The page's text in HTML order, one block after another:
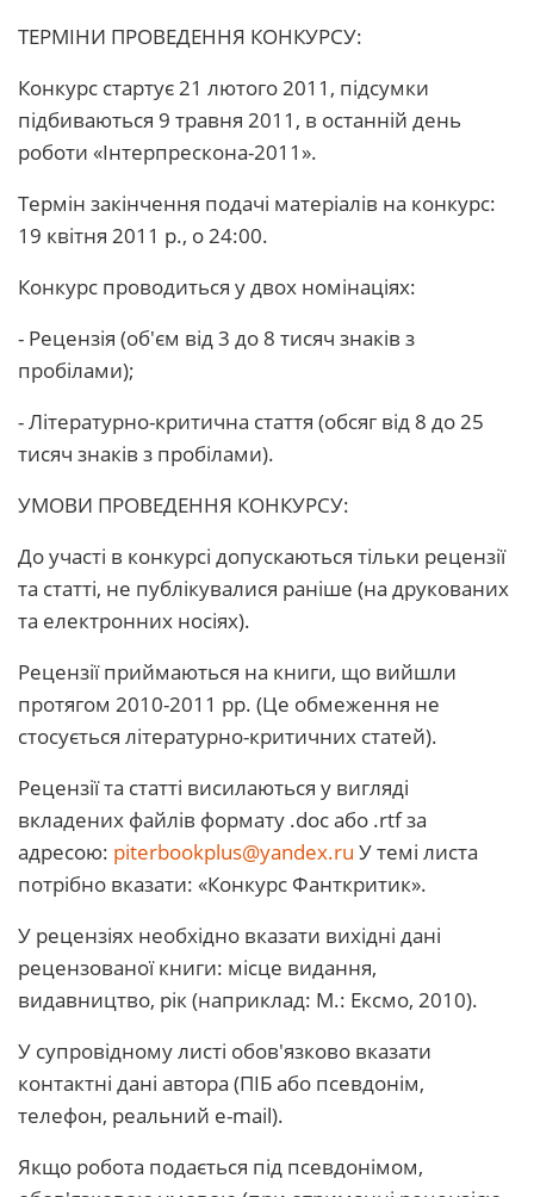
ТЕРМІНИ ПРОВЕДЕННЯ КОНКУРСУ:
Конкурс стартує 21 лютого 2011, підсумки
підбиваються 9 травня 2011, в останній день
роботи «Інтерпрескона-2011».
Термін закінчення подачі матеріалів на конкурс:
19 квітня 2011 р., о 24:00.
Конкурс проводиться у двох номінаціях:
- Рецензія (об'єм від 3 до 8 тисяч знаків з
пробілами);
- Літературно-критична стаття (обсяг від 8 до 25
тисяч знаків з пробілами).
УМОВИ ПРОВЕДЕННЯ КОНКУРСУ:
До участі в конкурсі допускаються тільки рецензії
та статті, не публікувалися раніше (на друкованих
та електронних носіях).
Рецензії приймаються на книги, що вийшли
протягом 2010-2011 рр. (Це обмеження не
стосується літературно-критичних статей).
Рецензії та статті висилаються у вигляді
вкладених файлів формату .doc або .rtf за
адресою: piterbookplus@yandex.ru У темі листа
потрібно вказати: «Конкурс Фанткритик».
У рецензіях необхідно вказати вихідні дані
рецензованої книги: місце видання,
видавництво, рік (наприклад: М.: Ексмо, 2010).
У супровідному листі обов'язково вказати
контактні дані автора (ПІБ або псевдонім,
телефон, реальний e-mail).
Якщо робота подається під псевдонімом,